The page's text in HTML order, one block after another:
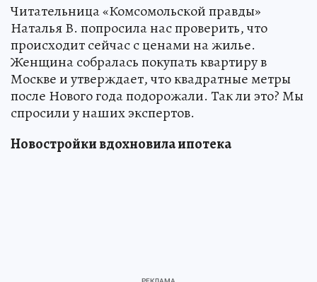
Читательница «Комсомольской правды»
Наталья В. попросила нас проверить, что
происходит сейчас с ценами на жилье.
Женщина собралась покупать квартиру в
Москве и утверждает, что квадратные метры
после Нового года подорожали. Так ли это? Мы
спросили у наших экспертов.
Новостройки вдохновила ипотека